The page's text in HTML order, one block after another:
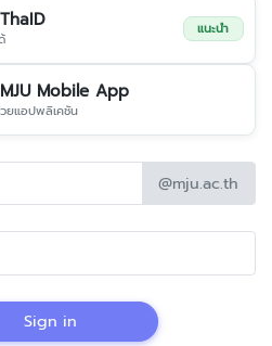
แนะนำ
Mobile App
ยแอปพลิเคชัน
@mju.ac.th
Sign in